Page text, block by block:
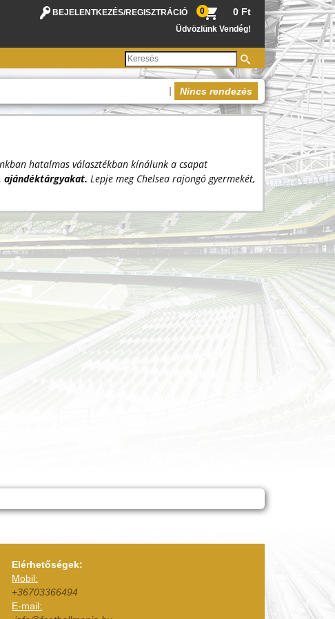
BEJELENTKEZÉS/REGISZTRÁCIÓ 0 0 Ft
Üdvözlünk Vendég!
| Nincs rendezés
hatalmas választékban kínálunk a csapat
ajándéktárgyakat. Lepje meg Chelsea rajongó gyermekét,
Elérhetőségek:
Mobil:
+36703366494
E-mail: